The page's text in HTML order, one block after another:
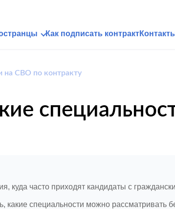
Как подписать контракт
на СВО по контракту
куда часто приходят кандидаты с
какие специальности можно рассматривать